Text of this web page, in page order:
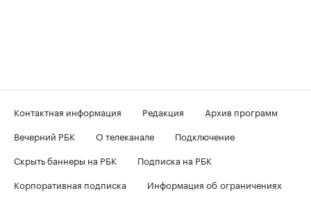
Контактная информация Редакция
Архив программ
Вечерний РБК
О телеканале
Подключение
Скрыть баннеры на РБК
Подписка на РБК
Корпоративная подписка
Информация об ограничениях